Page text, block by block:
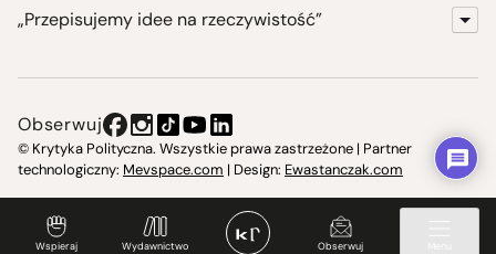
Wspieraj Wydawnictwo Obserwuj
„Przepisujemy idee na rzeczywistość”
Instytut Krytyki Politycznej
Świetlica w Cieszynie
Obserwuj
© Krytyka Polityczna. Wszystkie prawa zastrzeżone | Partner
technologiczny: Mevspace.com | Design: Ewastanczak.com